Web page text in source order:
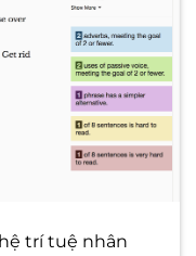
trí tuệ nhân